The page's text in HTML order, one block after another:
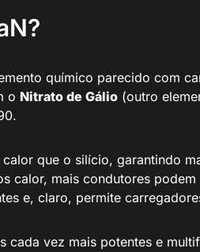
químico parecido com
o Nitrato de Gálio (outro
que o silício, garantindo
calor, mais condutores
e, claro, permite
cada vez mais potentes e